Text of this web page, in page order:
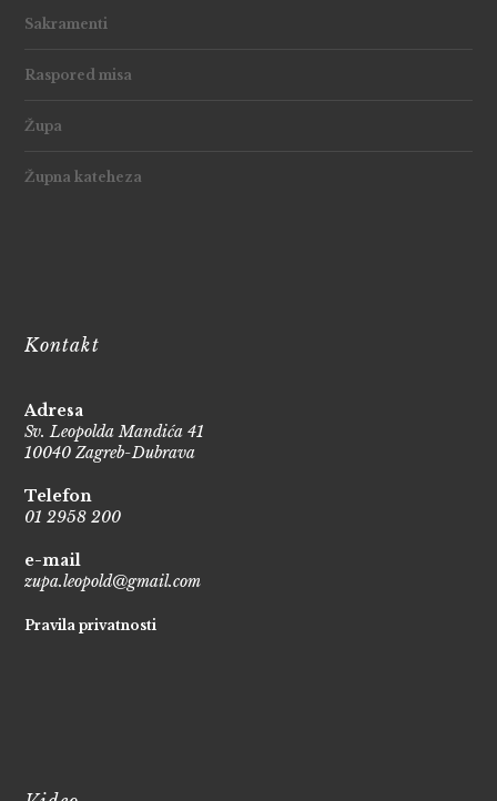
Sakramenti
Raspored misa
Župa
Župna kateheza
Kontakt
Adresa
Sv. Leopolda Mandića 41
10040 Zagreb-Dubrava
Telefon
01 2958 200
e-mail
zupa.leopold@gmail.com
Pravila privatnosti